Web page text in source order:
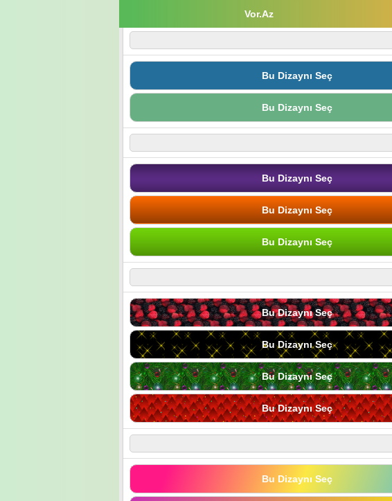
Vor.Az
Bu Dizaynı Seç
Bu Dizaynı Seç
Bu Dizaynı Seç
Bu Dizaynı Seç
Bu Dizaynı Seç
Bu Dizaynı Seç
Bu Dizaynı Seç
Bu Dizaynı Seç
Bu Dizaynı Seç
Bu Dizaynı Seç